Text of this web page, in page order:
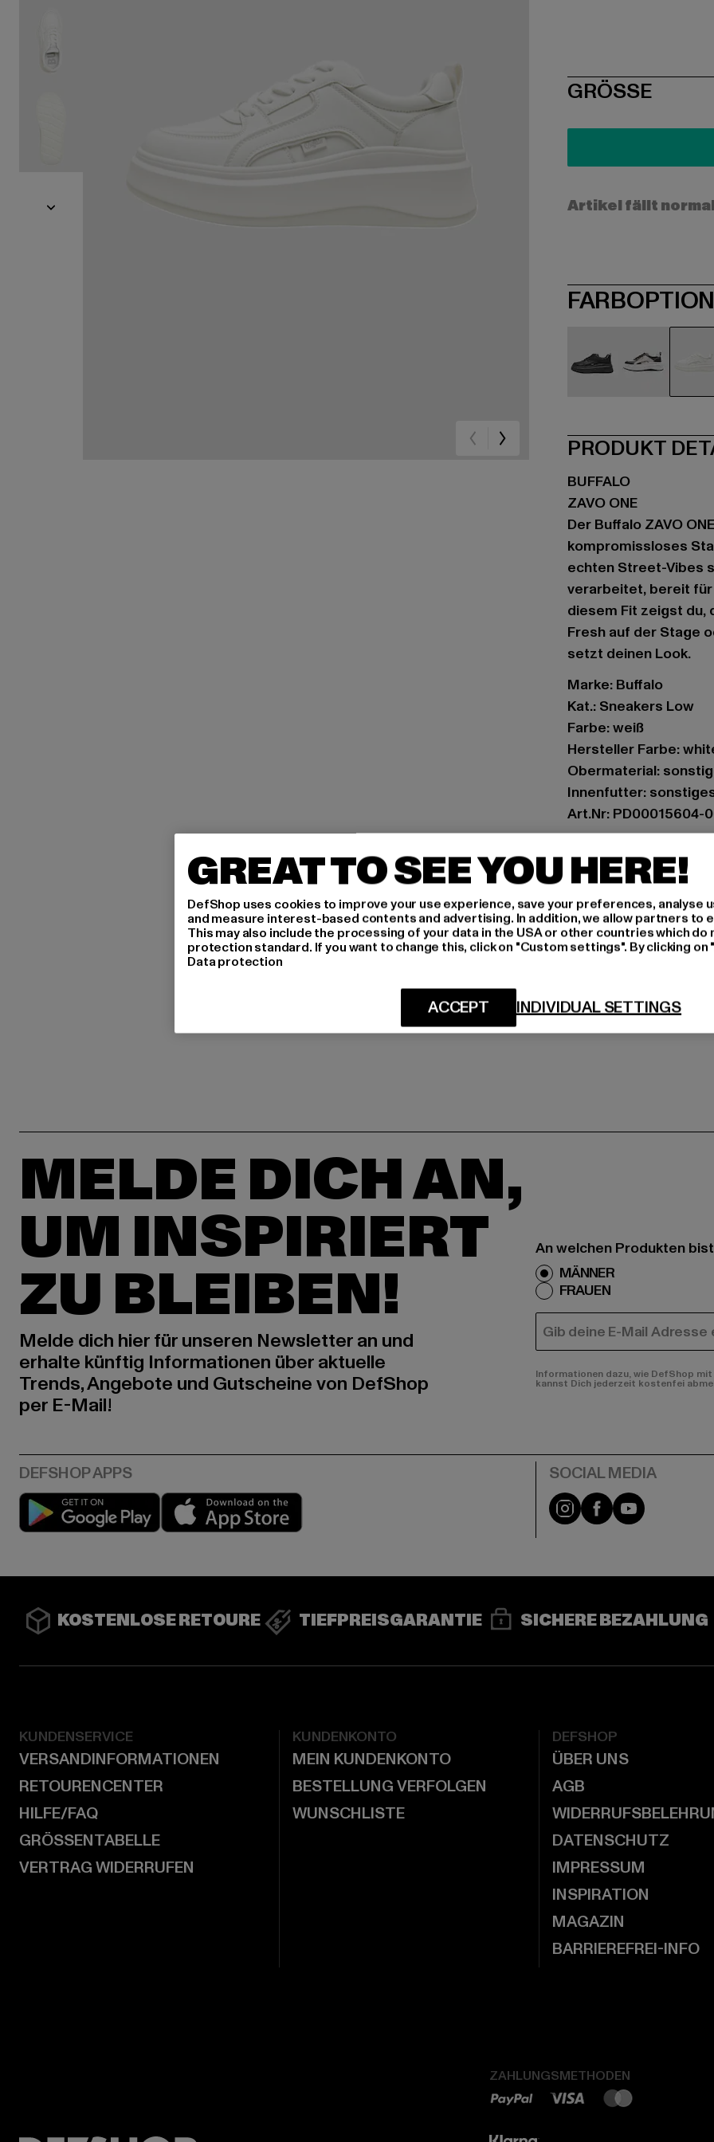
SIZE
GRÖSSE
Artikel fällt
PRODUKT
BUFFALO
ZAVO ONE
Der Buffalo ZAVO
kompromissloses
echten Street-Vibes
verarbeitet, bereit für
diesem Fit zeigst du,
Fresh auf der Stage
setzt deinen Look.
Marke: Buffalo
Kat.: Sneakers Low
Farbe: weiß
Hersteller Farbe:
Obermaterial:
Innenfutter:
Art.Nr: PD00015604-
Hersteller: Buffalo
Schanzenstraße 41 |
GRÖSSE
LIEFERUNG &
MELDE DICH AN,
UM INSPIRIERT
ZU BLEIBEN!
Melde dich hier für unseren Newsletter an und
erhalte künftig Informationen über aktuelle
Trends, Angebote und Gutscheine von DefShop
per E-Mail!
An welchen Produkten
MÄNNER
FRAUEN
E-MAIL
Informationen dazu, wie DefShop
kannst Dich jederzeit kostenfei
Play market Instagram
FacebookYouTube
KOSTENLOSE RETOURE TIEFPREISGARANTIE SICHERE BEZAHLUNG
KUNDENSERVICE
VERSANDINFORMATIONEN
RETOURENCENTER
HILFE/FAQ
GRÖSSENTABELLE
VERTRAG WIDERRUFEN
KUNDENKONTO
MEIN KUNDENKONTO
BESTELLUNG VERFOLGEN
WUNSCHLISTE
DEFSHOP
ÜBER UNS
AGB
DATENSCHUTZ
IMPRESSUM
INSPIRATION
MAGAZIN
BARRIEREFREI-INFO
ZAHLUNGSMETHODEN
GREAT TO SEE YOU HERE!
DefShop uses cookies to improve your use experience, save your preferences, analyse
and measure interest-based contents and advertising. In addition, we allow partners to
This may also include the processing of your data in the USA or other countries which do
protection standard. If you want to change this, click on "Custom settings". By clicking
Data protection
INDIVIDUAL SETTINGS
ACCEPT